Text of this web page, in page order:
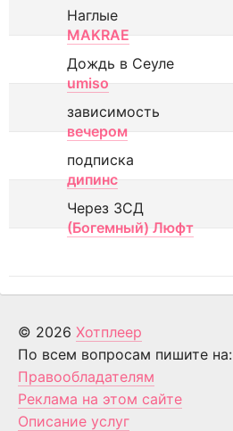
Наглые
MAKRAE
Дождь в Сеуле
umiso
зависимость
вечером
подписка
дипинс
Через ЗСД
(Богемный) Люфт
© 2026 Хотплеер
По всем вопросам пишите на:
Правообладателям
Реклама на этом сайте
Описание услуг